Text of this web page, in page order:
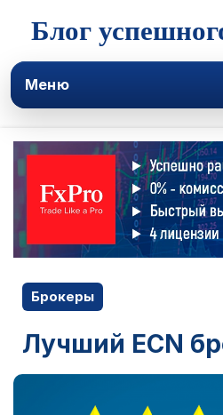
Блог
Меню
Брокеры
Лучший ECN